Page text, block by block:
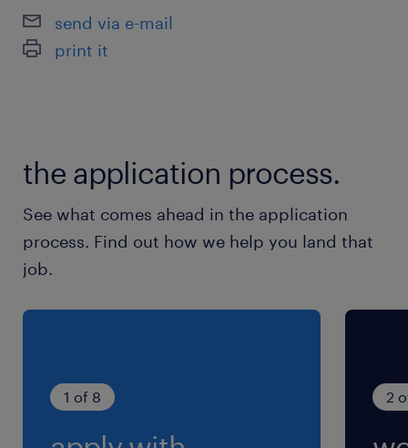
市ケ谷駅（徒歩3分）
就業時間
※フレックスタイム制 コアタイム：有 10:00～
15:00
交通費
send via e-mail
print it
the application process.
See what comes ahead in the application
process. Find out how we help you land that
job.
1 of 8 2